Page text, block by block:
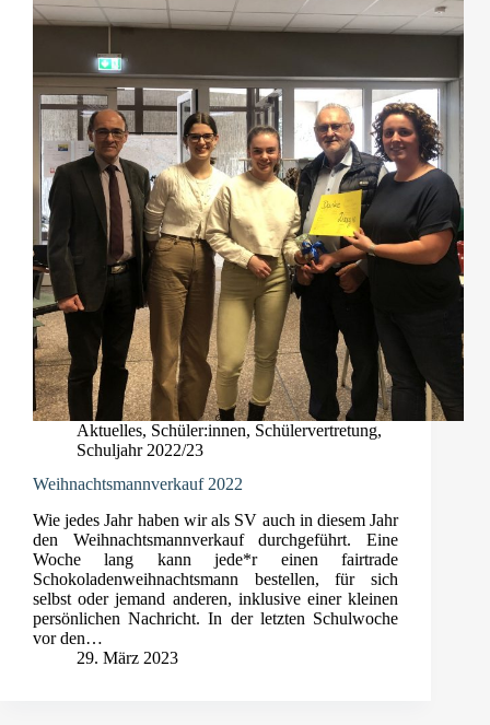
Aktuelles, Schüler:innen, Schülervertretung,
Schuljahr 2022/23
Weihnachtsmannverkauf 2022
Wie jedes Jahr haben wir als SV auch in diesem Jahr
den Weihnachtsmannverkauf durchgeführt. Eine
Woche lang kann jede*r einen fairtrade
Schokoladenweihnachtsmann bestellen, für sich
selbst oder jemand anderen, inklusive einer kleinen
persönlichen Nachricht. In der letzten Schulwoche
vor den…
29. März 2023